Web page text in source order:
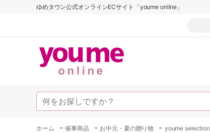
ゆめタウン公式オンラインECサイト「youme online」
ホーム -催事商品 - お中元・夏の贈り物 - youme selection